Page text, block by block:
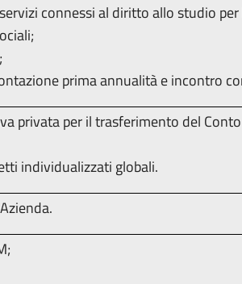
connessi al diritto allo studio
prima annualità e incontro
privata per il trasferimento del
individualizzati globali.